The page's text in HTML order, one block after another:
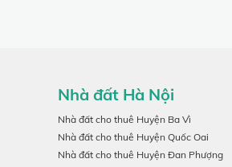
Nhà đất Hà Nội
Nhà đất cho thuê Huyện Ba Vì
Nhà đất cho thuê Huyện Quốc Oai
Nhà đất cho thuê Huyện Đan Phượng